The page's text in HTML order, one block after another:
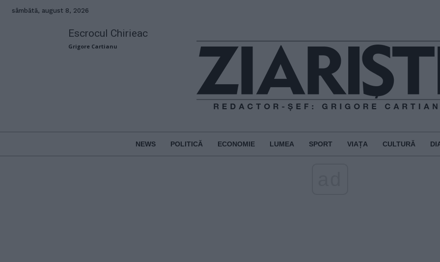
sâmbătă, august 8, 2026
Escrocul Chirieac
Grigore Cartianu
NEWS POLITICĂ ECONOMIE LUMEA SPORT VIAȚA CULTURĂ